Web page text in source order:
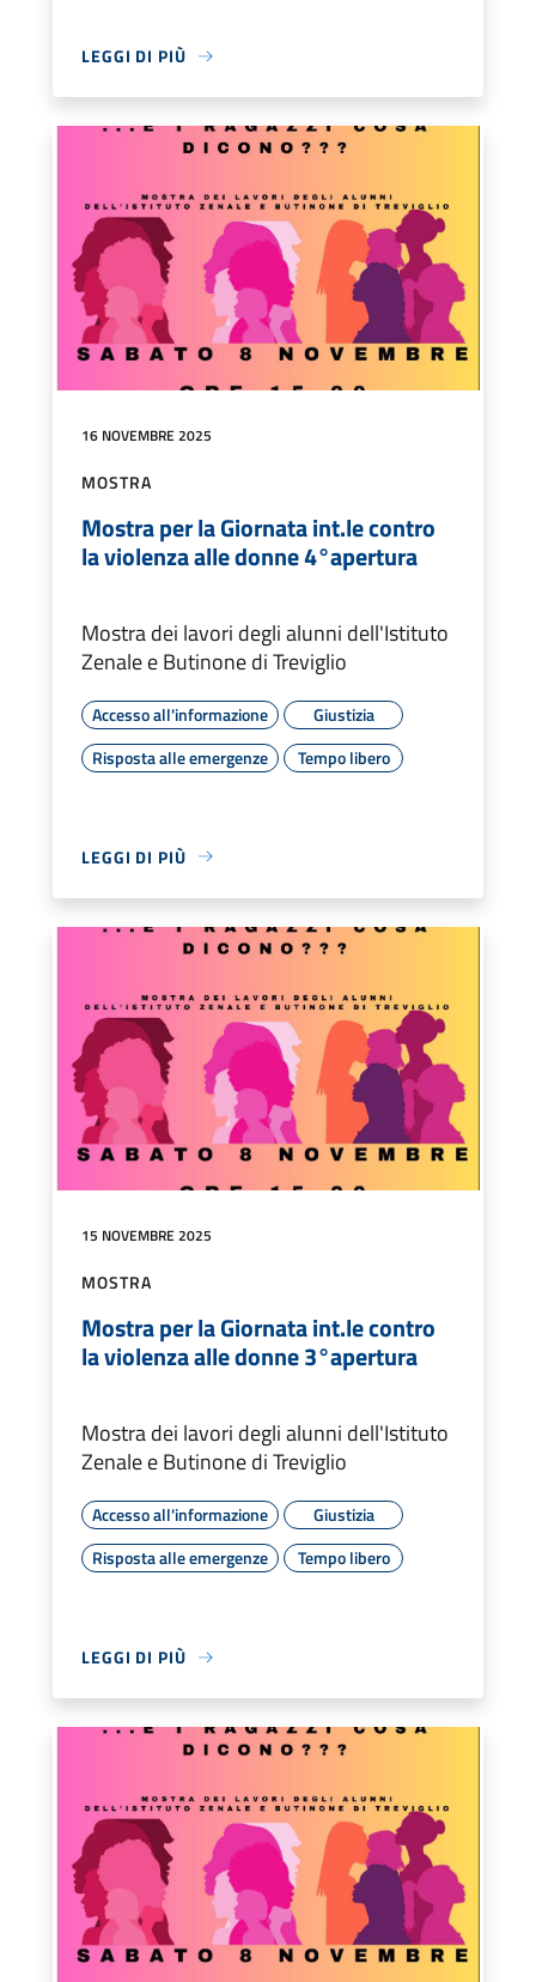
LEGGI DI PIÙ
16 NOVEMBRE 2025
MOSTRA
Mostra per la Giornata int.le contro
la violenza alle donne 4°apertura
Mostra dei lavori degli alunni dell'Istituto
Zenale e Butinone di Treviglio
Accesso all'informazione
Giustizia
Risposta alle emergenze
Tempo libero
LEGGI DI PIÙ
15 NOVEMBRE 2025
MOSTRA
Mostra per la Giornata int.le contro
la violenza alle donne 3°apertura
Mostra dei lavori degli alunni dell'Istituto
Zenale e Butinone di Treviglio
Accesso all'informazione
Giustizia
Risposta alle emergenze
Tempo libero
LEGGI DI PIÙ